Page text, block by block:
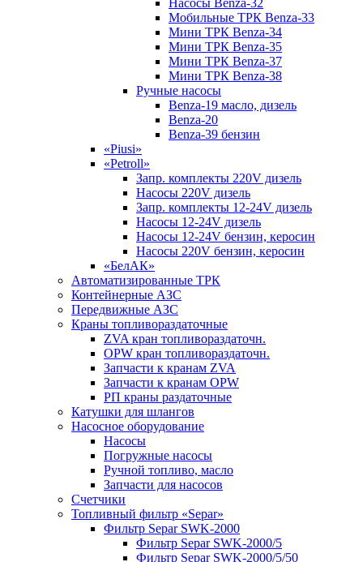
Насосы Benza-32
Мобильные ТРК Benza-33
Мини ТРК Benza-34
Мини ТРК Benza-35
Мини ТРК Benza-37
Мини ТРК Benza-38
Ручные насосы
Benza-19 масло, дизель
Benza-20
Benza-39 бензин
«Piusi»
«Petroll»
Запр. комплекты 220V дизель
Насосы 220V дизель
Запр. комплекты 12-24V дизель
Насосы 12-24V дизель
Насосы 12-24V бензин, керосин
Насосы 220V бензин, керосин
«БелАК»
Автоматизированные ТРК
Контейнерные АЗС
Передвижные АЗС
Краны топливораздаточные
ZVA кран топливораздаточн.
OPW кран топливораздаточн.
Запчасти к кранам ZVA
Запчасти к кранам OPW
РП краны раздаточные
Катушки для шлангов
Насосное оборудование
Насосы
Погружные насосы
Ручной топливо, масло
Запчасти для насосов
Счетчики
Топливный фильтр «Separ»
Фильтр Separ SWK-2000
Фильтр Separ SWK-2000/5
Фильтр Separ SWK-2000/5/50